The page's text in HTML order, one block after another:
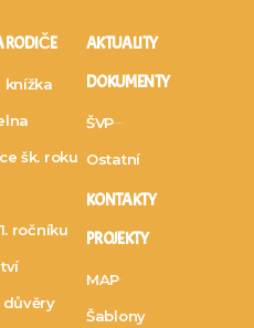
RODIČE
knížka
šk. roku
ročníku
důvěry
AKTUALITY
DOKUMENTY
ŠVP
Ostatní
KONTAKTY
PROJEKTY
MAP
Šablony